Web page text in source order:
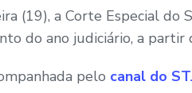
(19), a Corte Especial do
do ano judiciário, a partir
pelo canal do